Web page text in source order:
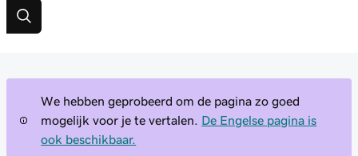
We hebben geprobeerd om de pagina zo goed
mogelijk voor je te vertalen.
De Engelse pagina is
ook beschikbaar.